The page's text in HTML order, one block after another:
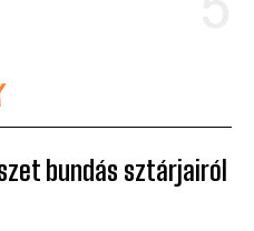
bundás sztárjairól